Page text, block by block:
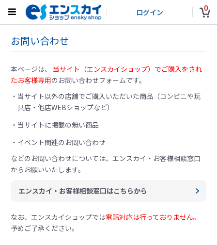
ログイン 0
お問い合わせ
本ページは、 当サイト（エンスカイショップ）でご購入をされ
たお客様専用のお問い合わせフォームです。
当サイト以外の店舗でご購入いただいた商品（コンビニや玩
具店・他店WEBショップなど）
当サイトに掲載の無い商品
イベント関連のお問い合わせ
などのお問い合わせについては、エンスカイ・お客様相談窓口
からお願いいたします。
エンスカイ・お客様相談窓口はこちらから
なお、エンスカイショップでは電話対応は行っておりません。
予めご了承ください。